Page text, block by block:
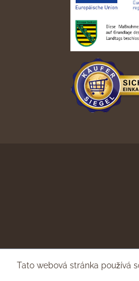
Tato webová stránka používá